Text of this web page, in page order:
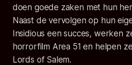
doen goede zaken met hun
Naast de vervolgen op hun
Insidious een succes, werken
horrorfilm Area 51 en helpen
Lords of Salem.